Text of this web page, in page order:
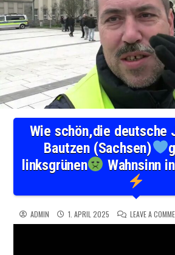
Wie schön,die deutsche
Bautzen (Sachsen)
linksgrünen
Wahnsinn
ADMIN 1. APRIL 2025 LEAVE A